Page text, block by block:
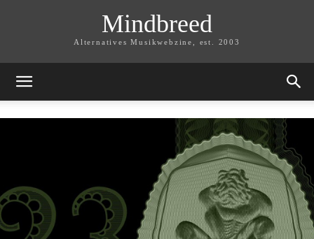
Mindbreed
Alternatives Musikwebzine, est. 2003